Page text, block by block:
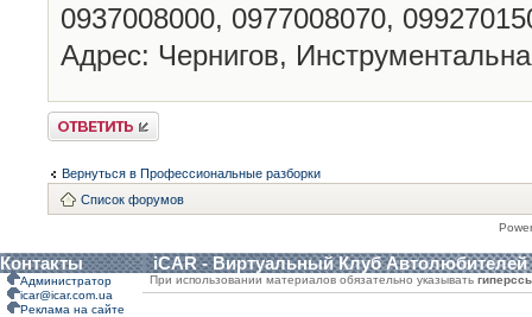
0937008000, 0977008070,
Адрес: Чернигов,
Ответить
Вернуться в Профессиональные разборки
Список форумов
Контакты iCAR - Виртуальный Клуб Автолюбителей
Администратор
icar@icar.com.ua
Реклама на сайте
При использовании материалов обязательно указывать